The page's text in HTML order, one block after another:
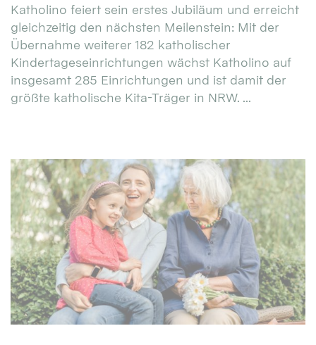
Katholino feiert sein erstes Jubiläum und erreicht
gleichzeitig den nächsten Meilenstein: Mit der
Übernahme weiterer 182 katholischer
Kindertageseinrichtungen wächst Katholino auf
insgesamt 285 Einrichtungen und ist damit der
größte katholische Kita-Träger in NRW. ...